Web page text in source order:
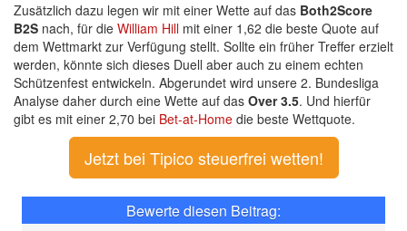
Zusätzlich dazu legen wir mit einer Wette auf das Both2Score
B2S nach, für die William Hill mit einer 1,62 die beste Quote auf
dem Wettmarkt zur Verfügung stellt. Sollte ein früher Treffer erzielt
werden, könnte sich dieses Duell aber auch zu einem echten
Schützenfest entwickeln. Abgerundet wird unsere 2. Bundesliga
Analyse daher durch eine Wette auf das Over 3.5. Und hierfür
gibt es mit einer 2,70 bei Bet-at-Home die beste Wettquote.
Jetzt bei Tipico steuerfrei wetten!